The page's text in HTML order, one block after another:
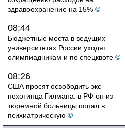
здравоохранение на 15% ©
08:44
Бюджетные места в ведущих
университетах России уходят
олимпиадникам и по спецквоте ©
08:26
США просят освободить экс-
пехотинца Гилмана: в РФ он из
тюремной больницы попал в
психиатрическую ©